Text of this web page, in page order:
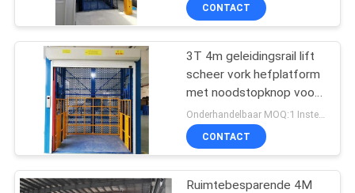
NEEM
CONTACT
MET
NIEUWS
Mobiele Schaarlift
157
CONTACT
3T 4m geleidingsrail lift
scheer vork hefplatform
met noodstopknop voor
vracht
CONTACT
Ruimtebesparende 4M